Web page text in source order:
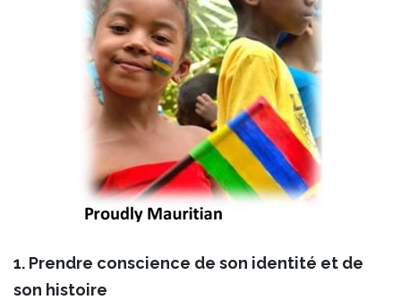
1. Prendre conscience de son identité et de
son histoire